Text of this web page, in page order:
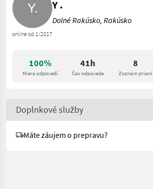
100%
Miera odpovedí
41h
Čas odpovede
8
Zoznam prianí
online od 1/2017
Y .
Dolné Rakúsko, Rakúsko
Doplnkové služby
Máte záujem o prepravu?